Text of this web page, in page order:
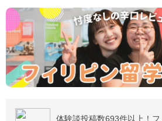
体験談投稿数693件以上！